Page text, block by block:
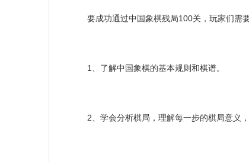
要成功通过中国象棋残局100关，玩家们需
1、了解中国象棋的基本规则和棋谱。
2、学会分析棋局，理解每一步的棋局意义，